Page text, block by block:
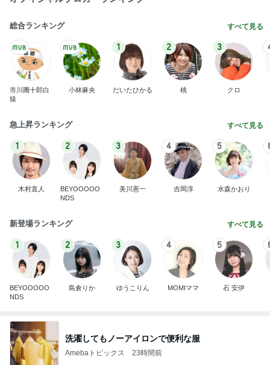
総合ランキング すべて見る
市川團十郎白
猿
小林麻央
1
だいたひかる
2
桃
3
クロ
急上昇ランキング すべて見る
1
木村直人
2
BEYOOOOO
NDS
3
美川憲一
4
吉岡淳
5
水森かおり
新登場ランキング すべて見る
1
BEYOOOOO
NDS
2
島倉りか
3
ゆうこりん
4
MOMIママ
5
石 安伊
洗濯してもノーアイロンで便利な服
Amebaトピックス 23時間前